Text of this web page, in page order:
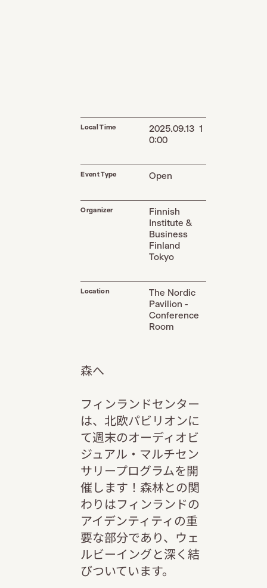
Local Time
2025.09.13 1
0:00
Event Type Open
Organizer
Finnish
Institute &
Business
Finland
Tokyo
Location
The Nordic
Pavilion -
Conference
Room
森へ
フィンランドセンター
は、北欧パビリオンに
て週末のオーディオビ
ジュアル・マルチセン
サリープログラムを開
催します！森林との関
わりはフィンランドの
アイデンティティの重
要な部分であり、ウェ
ルビーイングと深く結
びついています。